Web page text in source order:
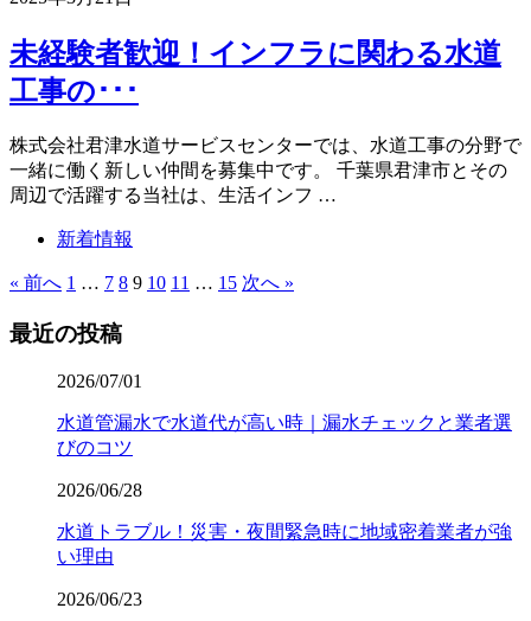
未経験者歓迎！インフラに関わる水道
工事の･･･
株式会社君津水道サービスセンターでは、水道工事の分野で
一緒に働く新しい仲間を募集中です。 千葉県君津市とその
周辺で活躍する当社は、生活インフ …
新着情報
« 前へ 1 … 7 8 9 10 11 … 15 次へ »
最近の投稿
2026/07/01
水道管漏水で水道代が高い時｜漏水チェックと業者選
びのコツ
2026/06/28
水道トラブル！災害・夜間緊急時に地域密着業者が強
い理由
2026/06/23